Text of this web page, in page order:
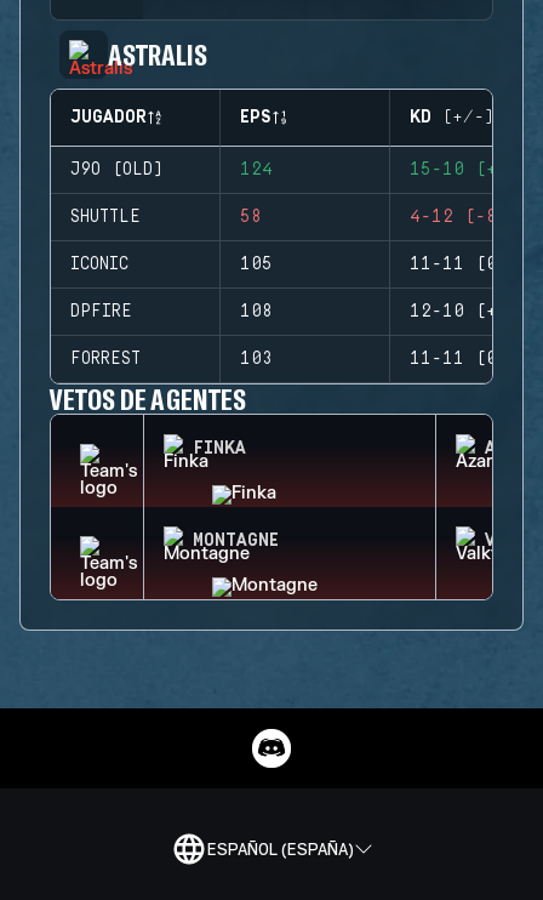
ASTRALIS
JUGADOR EPS KD (+/-)
J9O (OLD) 124 15-10 (+5)
SHUTTLE 58 4-12 (-8)
ICONIC 105 11-11 (0)
DPFIRE 108 12-10 (+2)
FORREST 103 11-11 (0)
VETOS DE AGENTES
FINKA AZAMI
MONTAGNE
ESPAÑOL (ESPAÑA)